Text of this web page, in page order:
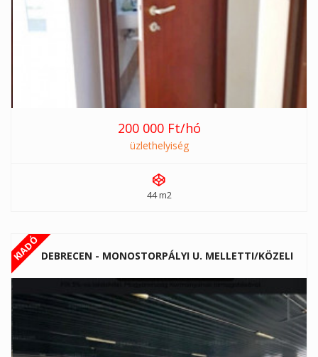
200 000 Ft/hó
üzlethelyiség
44 m2
KIADÓDEBRECEN - MONOSTORPÁLYI U. MELLETTI/KÖZELI